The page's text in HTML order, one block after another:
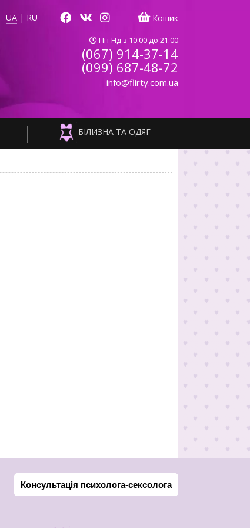
UA | RU Кошик
Пн-Нд з 10:00 до 21:00
(067) 914-37-14
(099) 687-48-72
info@flirty.com.ua
БІЛИЗНА ТА ОДЯГ
Консультація психолога-сексолога